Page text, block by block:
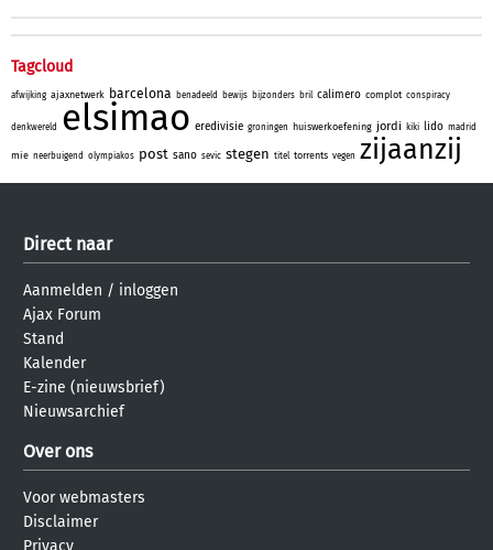
Tagcloud
afwijking ajaxnetwerk barcelona benadeeld bewijs bijzonders bril calimero complot conspiracy
denkwereld elsimao eredivisie groningen huiswerkoefening jordi kiki lido madrid
mie neerbuigend olympiakos post sano sevic stegen titel torrents vegen zijaanzij
Direct naar
Aanmelden / inloggen
Ajax Forum
Stand
Kalender
E-zine (nieuwsbrief)
Nieuwsarchief
Over ons
Voor webmasters
Disclaimer
Privacy